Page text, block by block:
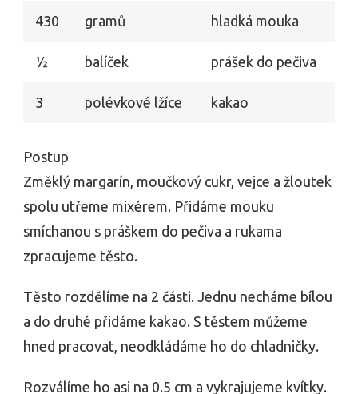
430 gramů hladká mouka
1⁄2 balíček prášek do pečiva
3 polévkové lžíce kakao
Postup
Změklý margarín, moučkový cukr, vejce a žloutek
spolu utřeme mixérem. Přidáme mouku
smíchanou s práškem do pečiva a rukama
zpracujeme těsto.
Těsto rozdělíme na 2 části. Jednu necháme bílou
a do druhé přidáme kakao. S těstem můžeme
hned pracovat, neodkládáme ho do chladničky.
Rozválíme ho asi na 0.5 cm a vykrajujeme kvítky.